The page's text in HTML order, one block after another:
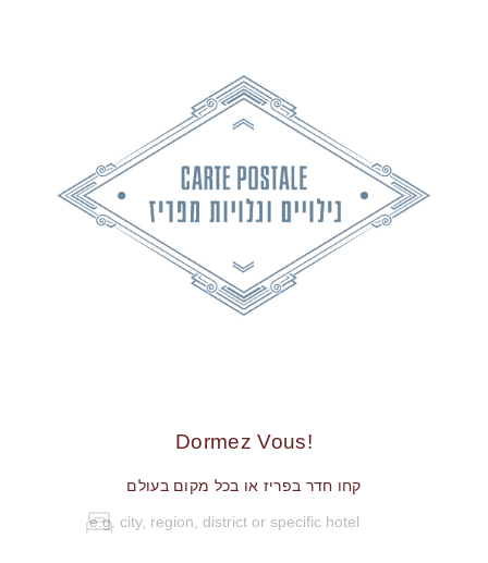
!Dormez Vous
קחו חדר בפריז או בכל מקום בעולם